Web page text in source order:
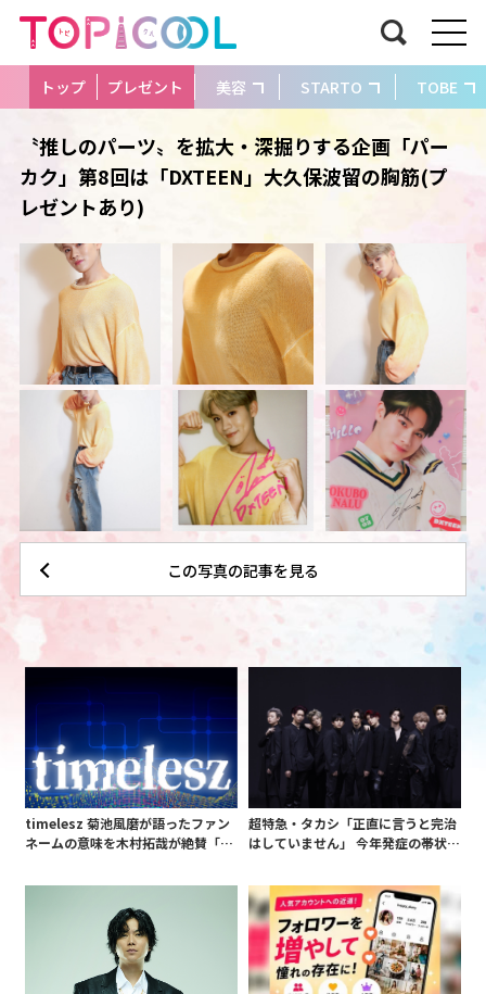
トップ プレゼント 美容 STARTO TOBE
〝推しのパーツ〟を拡大・深掘りする企画「パー
カク」第8回は「DXTEEN」大久保波留の胸筋(プ
レゼントあり)
この写真の記事を見る
timelesz 菊池風磨が語ったファン
ネームの意味を木村拓哉が絶賛「考
超特急・タカシ「正直に言うと完治
はしていません」 今年発症の帯状疱
白 後遺症も語る